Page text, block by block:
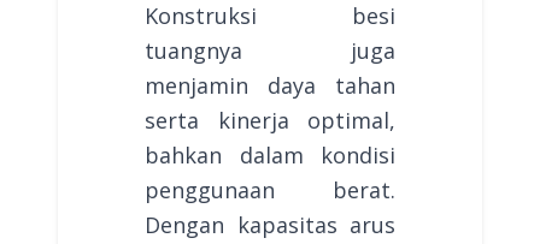
Konstruksi besi
tuangnya juga
menjamin daya tahan
serta kinerja optimal,
bahkan dalam kondisi
penggunaan berat.
Dengan kapasitas arus